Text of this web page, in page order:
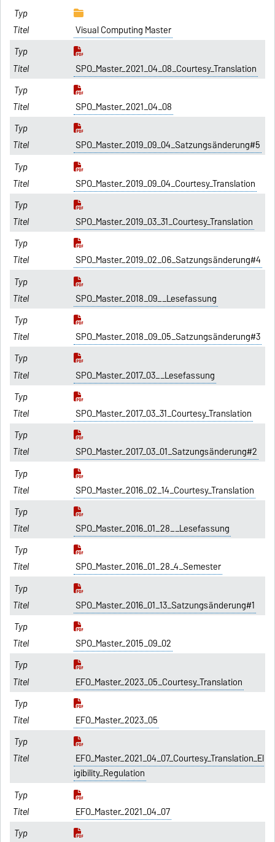
Visual Computing Master
SPO_Master_2021_04_08_Courtesy_Translation
SPO_Master_2021_04_08
SPO_Master_2019_09_04_Satzungsänderung#5
SPO_Master_2019_09_04_Courtesy_Translation
SPO_Master_2019_03_31_Courtesy_Translation
SPO_Master_2019_02_06_Satzungsänderung#4
SPO_Master_2018_09__Lesefassung
SPO_Master_2018_09_05_Satzungsänderung#3
SPO_Master_2017_03__Lesefassung
SPO_Master_2017_03_31_Courtesy_Translation
SPO_Master_2017_03_01_Satzungsänderung#2
SPO_Master_2016_02_14_Courtesy_Translation
SPO_Master_2016_01_28__Lesefassung
SPO_Master_2016_01_28_4_Semester
SPO_Master_2016_01_13_Satzungsänderung#1
SPO_Master_2015_09_02
EFO_Master_2023_05_Courtesy_Translation
EFO_Master_2023_05
EFO_Master_2021_04_07_Courtesy_Translation_El
igibility_Regulation
EFO_Master_2021_04_07